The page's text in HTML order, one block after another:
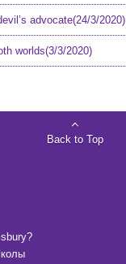
advocate(24/3/2020)
worlds(3/3/2020)
Back to Top